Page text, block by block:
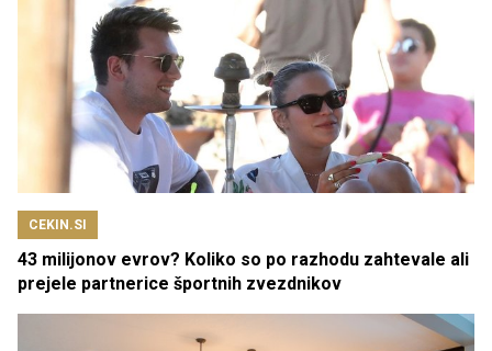
CEKIN.SI
43 milijonov evrov? Koliko so po razhodu zahtevale ali
prejele partnerice športnih zvezdnikov